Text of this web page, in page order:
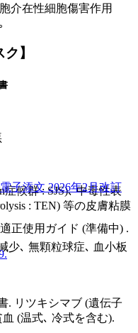
子添文 2026年2月改訂
正使用ガイド (準備中) .
. リツキシマブ (遺伝子
(温式､ 冷式を含む).
介在性細胞傷害作用
】
症候群 : SJS)､ 中毒性表
: TEN) 等の皮膚粘膜
少､ 無顆粒球症､ 血小板